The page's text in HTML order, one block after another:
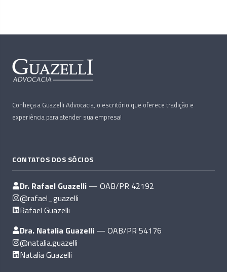
Conheça a Guazelli Advocacia, o escritório que oferece tradição e
experiência para atender sua empresa!
CONTATOS DOS SÓCIOS
Dr. Rafael Guazelli — OAB/PR 42192
@rafael_guazelli
Rafael Guazelli
Dra. Natalia Guazelli — OAB/PR 54176
@natalia.guazelli
Natalia Guazelli